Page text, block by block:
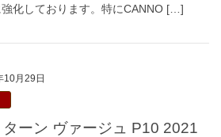
化しております。特にCANNO […]
10月29日